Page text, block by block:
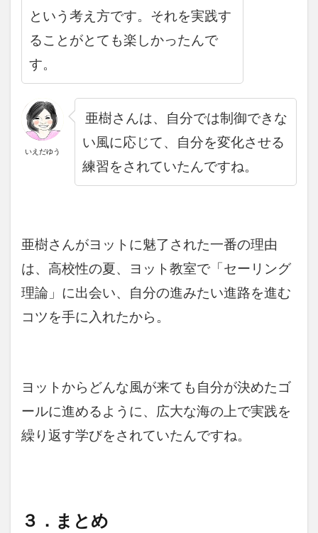
という考え方です。それを実践す
ることがとても楽しかったんで
す。
いえだゆう
亜樹さんは、 自分では制御できな
い風に応じて、自分を変化させる
練習をされていたんですね。
亜樹さんがヨットに魅了された一番の理由
は、高校性の夏、ヨット教室で「セーリング
理論」に出会い、自分の進みたい進路を進む
コツを手に入れたから。
ヨットからどんな風が来ても 自分が決めたゴ
ールに進めるように、広大な海の上で実践を
繰り返す学びをされていたんですね。
３．まとめ